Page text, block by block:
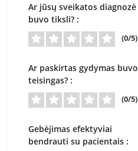
Ar jūsų sveikatos diagnozė
buvo tiksli? :
(0/5)
Ar paskirtas gydymas buvo
teisingas? :
(0/5)
Gebėjimas efektyviai
bendrauti su pacientais :